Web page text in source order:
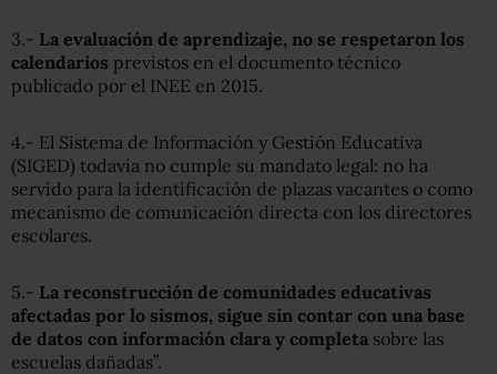
3.- La evaluación de aprendizaje, no se respetaron los
calendarios previstos en el documento técnico
publicado por el INEE en 2015.
4.- El Sistema de Información y Gestión Educativa
(SIGED) todavía no cumple su mandato legal: no ha
servido para la identificación de plazas vacantes o como
mecanismo de comunicación directa con los directores
escolares.
5.- La reconstrucción de comunidades educativas
afectadas por lo sismos, sigue sin contar con una base
de datos con información clara y completa sobre las
escuelas dañadas”.